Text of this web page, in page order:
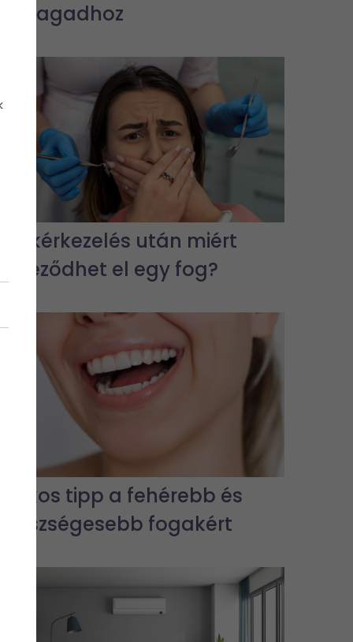
önmagadhoz
Gyökérkezelés után miért
színeződhet el egy fog?
7 titkos tipp a fehérebb és
egészségesebb fogakért